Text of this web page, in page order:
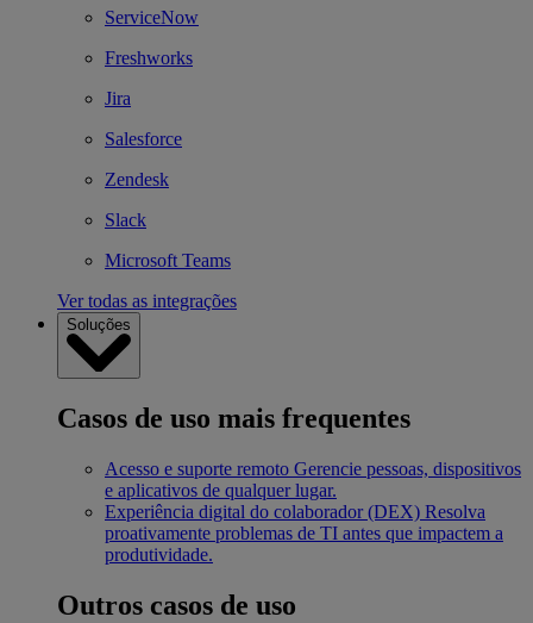
ServiceNow
Freshworks
Jira
Salesforce
Zendesk
Slack
Microsoft Teams
Ver todas as integrações
Soluções
Casos de uso mais frequentes
Acesso e suporte remoto Gerencie pessoas, dispositivos
e aplicativos de qualquer lugar.
Experiência digital do colaborador (DEX) Resolva
proativamente problemas de TI antes que impactem a
produtividade.
Outros casos de uso